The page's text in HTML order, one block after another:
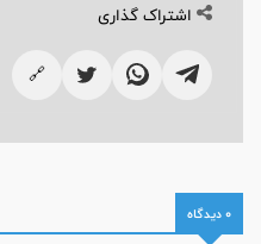
اشتراک گذاری
🔗
0 دیدگاه